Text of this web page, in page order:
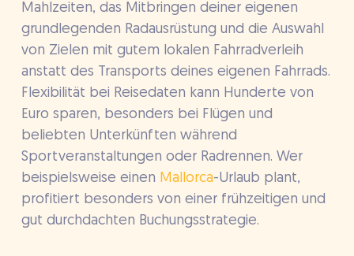
Mahlzeiten, das Mitbringen deiner eigenen
grundlegenden Radausrüstung und die Auswahl
von Zielen mit gutem lokalen Fahrradverleih
anstatt des Transports deines eigenen Fahrrads.
Flexibilität bei Reisedaten kann Hunderte von
Euro sparen, besonders bei Flügen und
beliebten Unterkünften während
Sportveranstaltungen oder Radrennen. Wer
beispielsweise einen Mallorca-Urlaub plant,
profitiert besonders von einer frühzeitigen und
gut durchdachten Buchungsstrategie.